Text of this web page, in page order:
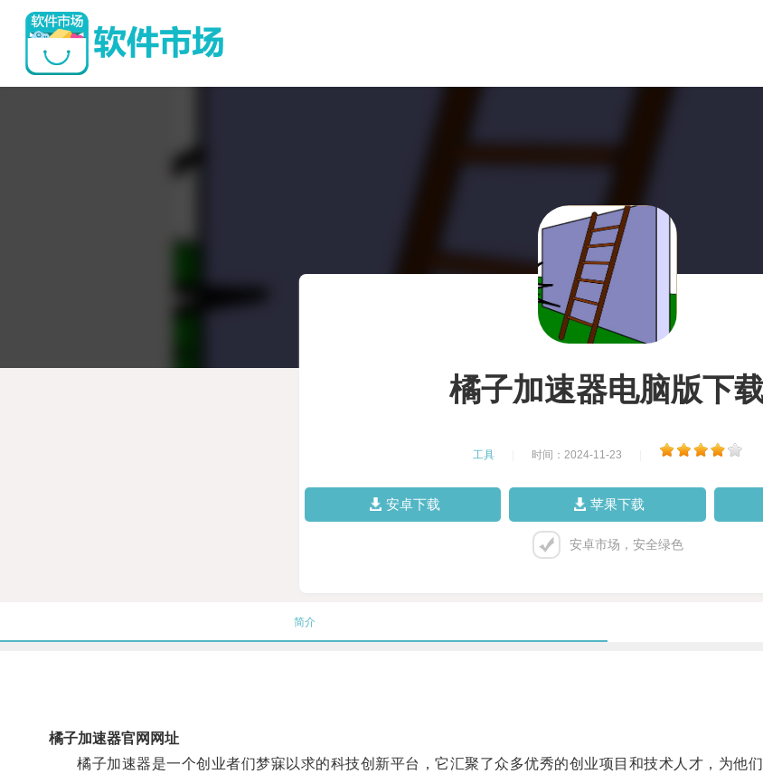
橘子加速器电脑版下
工具 时间：2024-11-23
安卓下载 苹果下载
安卓市场，安全绿色
简介
橘子加速器官网网址
橘子加速器是一个创业者们梦寐以求的科技创新平台，它汇聚了众多优秀的创业项目和技术人才，为他们